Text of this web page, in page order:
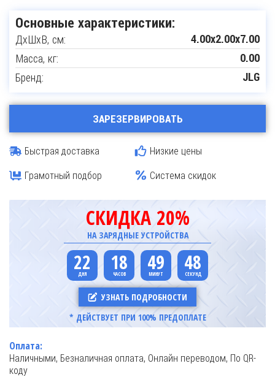
Основные характеристики:
ДxШxВ, см: 4.00x2.00x7.00
Масса, кг: 0.00
Бренд: JLG
ЗАРЕЗЕРВИРОВАТЬ
Быстрая доставка
Низкие цены
Грамотный подбор
Система скидок
СКИДКА 20%
НА ЗАРЯДНЫЕ УСТРОЙСТВА
22 18 49 47
УЗНАТЬ ПОДРОБНОСТИ
* ДЕЙСТВУЕТ ПРИ 100% ПРЕДОПЛАТЕ
Оплата:
Наличными, Безналичная оплата, Онлайн переводом, По QR-
коду